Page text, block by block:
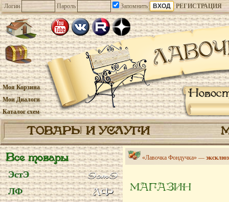
Логин Пароль Запомнить РЕГИСТРАЦИЯ
Моя Корзина
Мои Диалоги
Каталог схем
ТОВАРЫ И УСЛУГИ
Все товары
ЭстЭ
ЛФ
«Лавочка Фондучка» —
МАГАЗИН